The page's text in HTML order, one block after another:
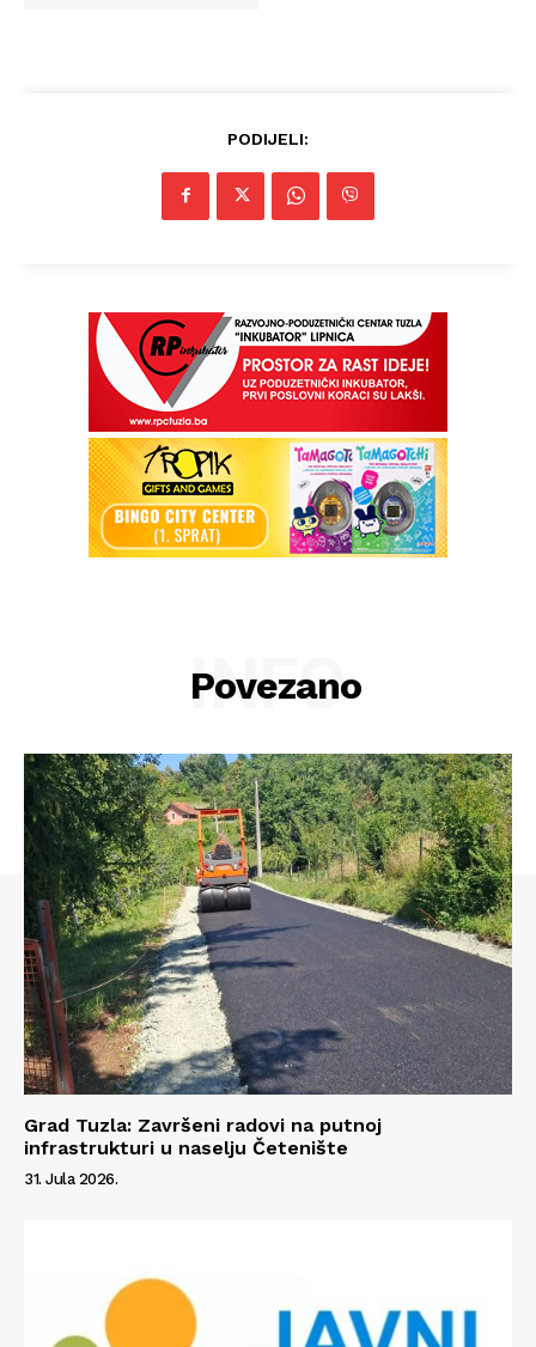
PODIJELI:
Povezano
INFO
Grad Tuzla: Završeni radovi na putnoj
infrastrukturi u naselju Četenište
31. Jula 2026.